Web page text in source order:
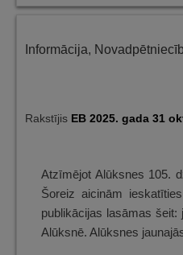
Informācija,
Rakstījis EB 2025. gada 31
Atzīmējot Alūksnes 105.
Šoreiz aicinām
publikācijas lasāmas
Alūksnē. Alūksnes